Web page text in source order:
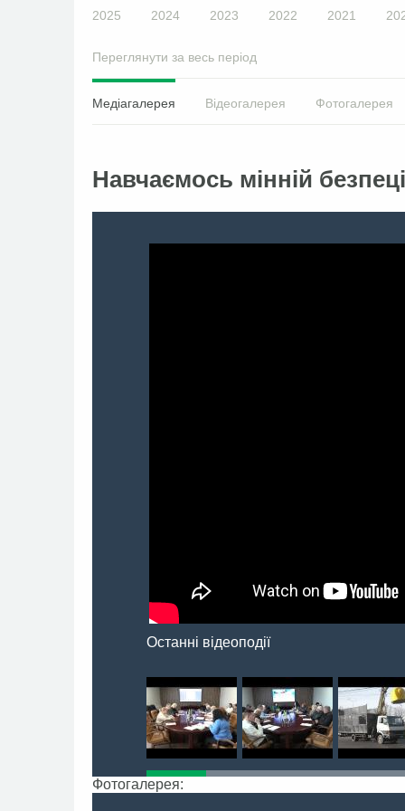
2025 2024 2023 2022 2021
Переглянути за весь період
Медіагалерея Відеогалерея Фотогалерея
Навчаємось мінній
Останні відеоподії
Фотогалерея: